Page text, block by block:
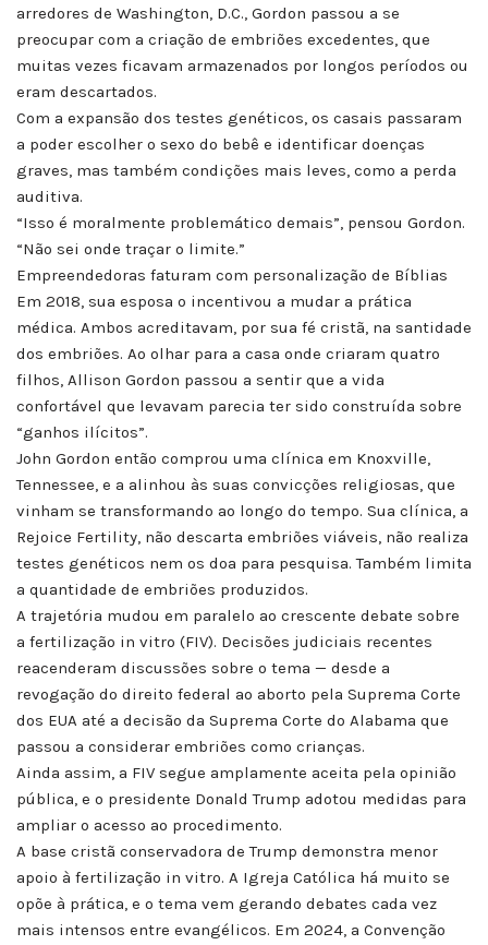
arredores de Washington, D.C., Gordon passou a se
preocupar com a criação de embriões excedentes, que
muitas vezes ficavam armazenados por longos períodos ou
eram descartados.
Com a expansão dos testes genéticos, os casais passaram
a poder escolher o sexo do bebê e identificar doenças
graves, mas também condições mais leves, como a perda
auditiva.
“Isso é moralmente problemático demais”, pensou Gordon.
“Não sei onde traçar o limite.”
Empreendedoras faturam com personalização de Bíblias
Em 2018, sua esposa o incentivou a mudar a prática
médica. Ambos acreditavam, por sua fé cristã, na santidade
dos embriões. Ao olhar para a casa onde criaram quatro
filhos, Allison Gordon passou a sentir que a vida
confortável que levavam parecia ter sido construída sobre
“ganhos ilícitos”.
John Gordon então comprou uma clínica em Knoxville,
Tennessee, e a alinhou às suas convicções religiosas, que
vinham se transformando ao longo do tempo. Sua clínica, a
Rejoice Fertility, não descarta embriões viáveis, não realiza
testes genéticos nem os doa para pesquisa. Também limita
a quantidade de embriões produzidos.
A trajetória mudou em paralelo ao crescente debate sobre
a fertilização in vitro (FIV). Decisões judiciais recentes
reacenderam discussões sobre o tema — desde a
revogação do direito federal ao aborto pela Suprema Corte
dos EUA até a decisão da Suprema Corte do Alabama que
passou a considerar embriões como crianças.
Ainda assim, a FIV segue amplamente aceita pela opinião
pública, e o presidente Donald Trump adotou medidas para
ampliar o acesso ao procedimento.
A base cristã conservadora de Trump demonstra menor
apoio à fertilização in vitro. A Igreja Católica há muito se
opõe à prática, e o tema vem gerando debates cada vez
mais intensos entre evangélicos. Em 2024, a Convenção